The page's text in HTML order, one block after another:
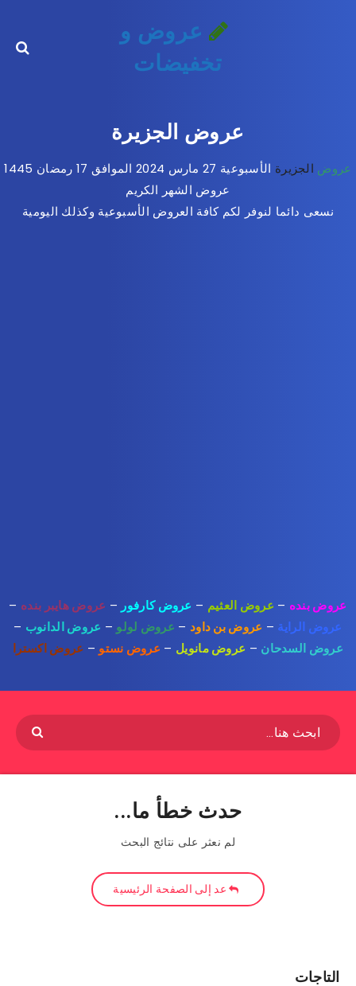
عروض و
تخفيضات
عروض الجزيرة
عروض الجزيرة
الأسبوعية 27 مارس 2024 الموافق 17 رمضان 1445
عروض الشهر الكريم
نسعى دائما لنوفر لكم كافة العروض الأسبوعية وكذلك اليومية
عروض بنده – عروض العثيم – عروض كارفور – عروض هايبر بنده –
عروض الراية – عروض بن داود – عروض لولو – عروض الدانوب –
عروض السدحان – عروض مانويل – عروض نستو – عروض اكسترا
حدث خطأ ما...
لم نعثر على نتائج البحث
عد إلى الصفحة الرئيسية
التاجات